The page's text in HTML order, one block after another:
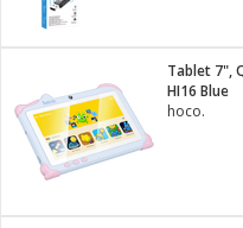
Vitrine
HI16 Blue
hoco.